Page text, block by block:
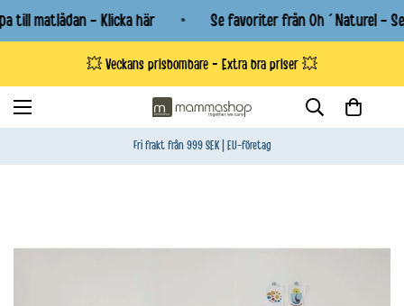
matlådan - Klicka här Se favoriter från Oh´Naturel - Se
💥 Veckans prisbombare - Extra bra priser 💥
Fri frakt från 999 SEK | EU-företag